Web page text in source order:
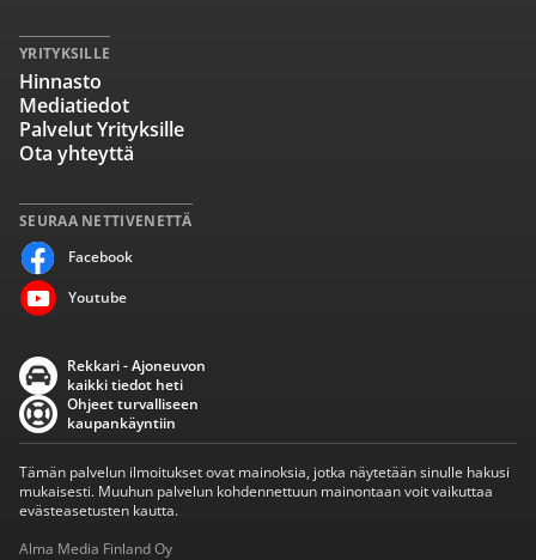
SEURAA NETTIVENETTÄ
Facebook
Youtube
YRITYKSILLE
Hinnasto
Mediatiedot
Palvelut Yrityksille
Ota yhteyttä
Rekkari - Ajoneuvon
kaikki tiedot heti
Ohjeet turvalliseen
kaupankäyntiin
Tämän palvelun ilmoitukset ovat mainoksia, jotka näytetään sinulle hakusi
mukaisesti. Muuhun palvelun kohdennettuun mainontaan voit vaikuttaa
evästeasetusten kautta.
Alma Media Finland Oy